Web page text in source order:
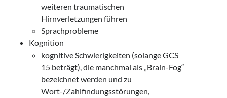
weiteren traumatischen
Hirnverletzungen führen
Sprachprobleme
Kognition
kognitive Schwierigkeiten (solange GCS
15 beträgt), die manchmal als „Brain-Fog“
bezeichnet werden und zu
Wort-/Zahlfindungsstörungen,